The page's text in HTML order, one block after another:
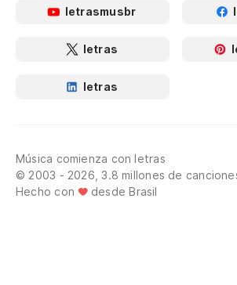
letrasmusbr
letras
letras
Música comienza con letras
© 2003 - 2026, 3.8 millones de
Hecho con
desde Brasil